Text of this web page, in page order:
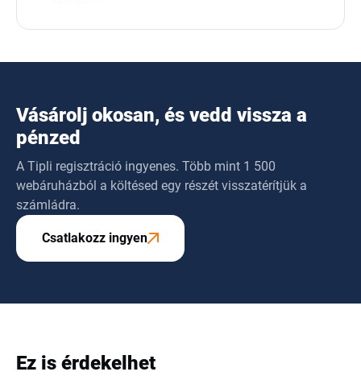
Vásárolj okosan, és vedd vissza a
pénzed
A Tipli regisztráció ingyenes. Több mint 1 500
webáruházból a költésed egy részét visszatérítjük a
számládra.
Csatlakozz ingyen
Ez is érdekelhet